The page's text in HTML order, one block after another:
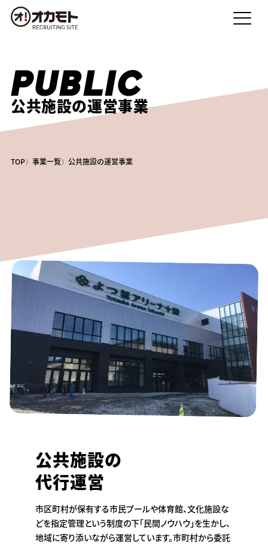
PUBLIC
公共施設の運営事業
TOP 事業一覧 公共施設の運営事業
公共施設の
代行運営
市区町村が保有する市民プールや体育館、文化施設な
どを指定管理という制度の下「民間ノウハウ」を生かし、
地域に寄り添いながら運営しています。市町村から委託